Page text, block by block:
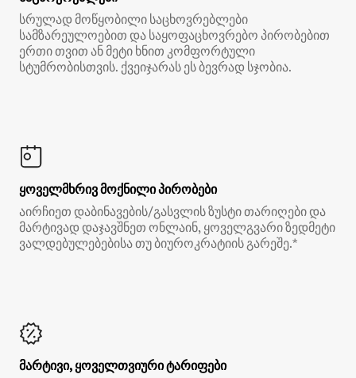
სრულად მოწყობილი საცხოვრებლები
სამზარეულოებით და საყოფაცხოვრებო პირობებით
ერთი თვით ან მეტი ხნით კომფორტული
სტუმრობისთვის. ქვეიჯარას ეს ბევრად სჯობია.
ყოველმხრივ მოქნილი პირობები
აირჩიეთ დაბინავების/გასვლის ზუსტი თარიღები და
მარტივად დაჯავშნეთ ონლაინ, ყოველგვარი ზედმეტი
ვალდებულებებისა თუ ბიუროკრატიის გარეშე.*
მარტივი, ყოველთვიური ტარიფები